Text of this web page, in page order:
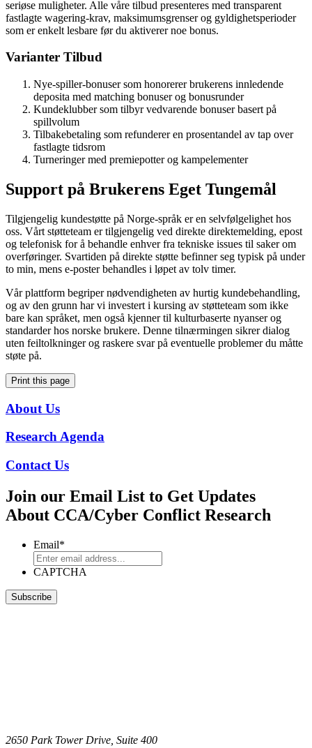
seriøse muligheter. Alle våre tilbud presenteres med transparent
fastlagte wagering-krav, maksimumsgrenser og gyldighetsperioder
som er enkelt lesbare før du aktiverer noe bonus.
Varianter Tilbud
Nye-spiller-bonuser som honorerer brukerens innledende
deposita med matching bonuser og bonusrunder
Kundeklubber som tilbyr vedvarende bonuser basert på
spillvolum
Tilbakebetaling som refunderer en prosentandel av tap over
fastlagte tidsrom
Turneringer med premiepotter og kampelementer
Support på Brukerens Eget Tungemål
Tilgjengelig kundestøtte på Norge-språk er en selvfølgelighet hos
oss. Vårt støtteteam er tilgjengelig ved direkte direktemelding, epost
og telefonisk for å behandle enhver fra tekniske issues til saker om
overføringer. Svartiden på direkte støtte befinner seg typisk på under
to min, mens e-poster behandles i løpet av tolv timer.
Vår plattform begriper nødvendigheten av hurtig kundebehandling,
og av den grunn har vi investert i kursing av støtteteam som ikke
bare kan språket, men også kjenner til kulturbaserte nyanser og
standarder hos norske brukere. Denne tilnærmingen sikrer dialog
uten feiltolkninger og raskere svar på eventuelle problemer du måtte
støte på.
Print this page
About Us
Research Agenda
Contact Us
Join our Email List to Get Updates
About CCA/Cyber Conflict Research
Email*
CAPTCHA
2650 Park Tower Drive, Suite 400